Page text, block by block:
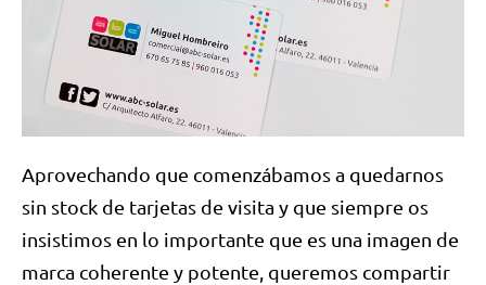
Aprovechando que comenzábamos a quedarnos
sin stock de tarjetas de visita y que siempre os
insistimos en lo importante que es una imagen de
marca coherente y potente, queremos compartir